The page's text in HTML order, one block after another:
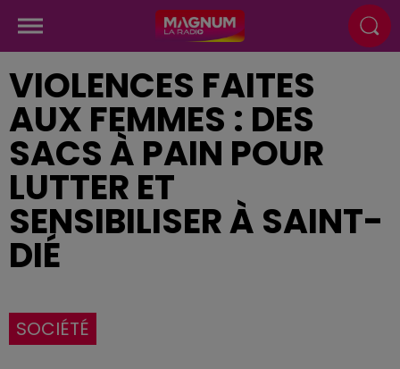
VIOLENCES FAITES
AUX FEMMES : DES
SACS À PAIN POUR
LUTTER ET
SENSIBILISER À SAINT-
DIÉ
SOCIÉTÉ